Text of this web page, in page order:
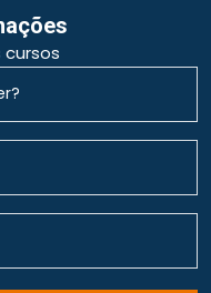
cursos